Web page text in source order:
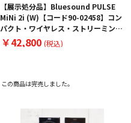
【展示処分品】Bluesound PULSE
MiNi 2i (W)【コード90-02458】コン
パクト・ワイヤレス・ストリーミン
グ・スピーカー
￥42,800 (税込)
この商品は完売しました。